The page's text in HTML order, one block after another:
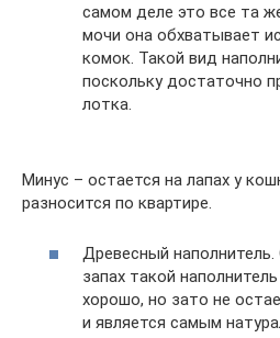
самом деле это все та
мочи она обхватывает
комок. Такой вид
поскольку достаточно
лотка.
Минус – остается на лапах у
разносится по квартире.
Древесный
запах такой
хорошо, но зато не
и является самым